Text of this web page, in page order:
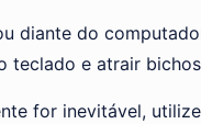
diante do
teclado e atrair
for inevitável,